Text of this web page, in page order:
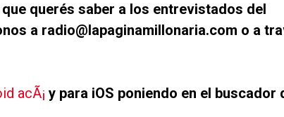
querés saber a los entrevistados del
a radio@lapaginamillonaria.com o a
acÃ¡ y para iOS poniendo en el buscador